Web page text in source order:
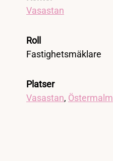
Vasastan
Roll
Fastighetsmäklare
Platser
Vasastan, Östermalm